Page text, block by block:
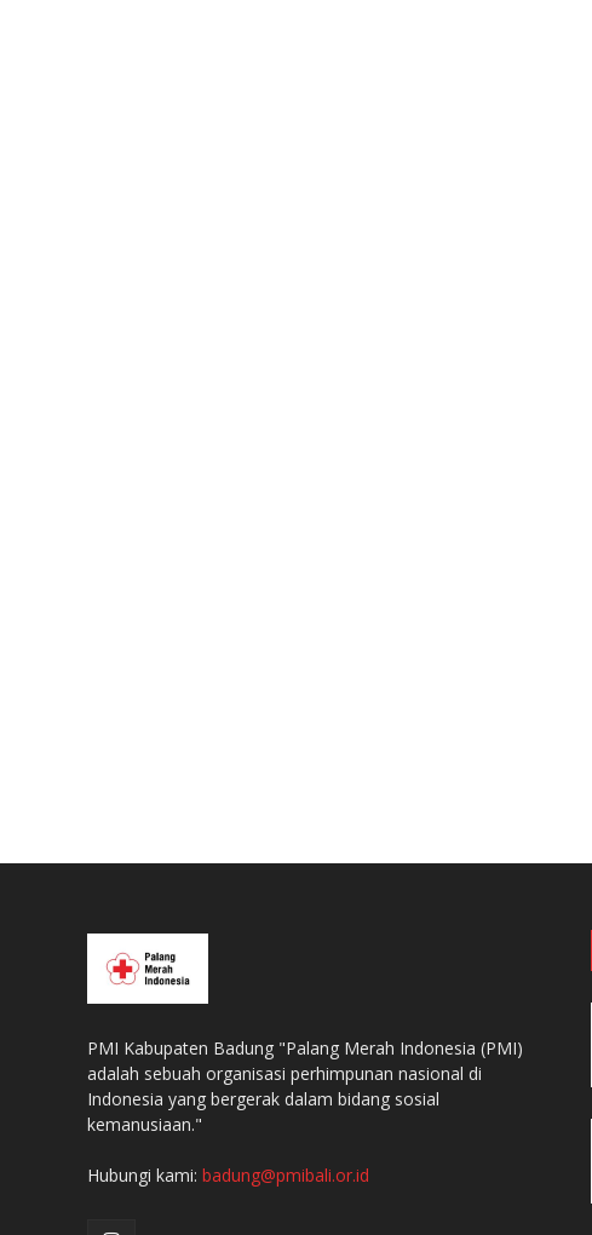
PMI Kabupaten Badung "Palang Merah Indonesia (PMI)
adalah sebuah organisasi perhimpunan nasional di
Indonesia yang bergerak dalam bidang sosial
kemanusiaan."
Hubungi kami: badung@pmibali.or.id